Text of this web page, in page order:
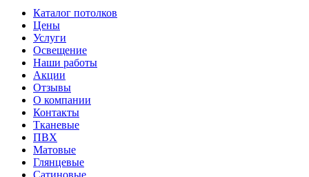
Каталог потолков
Цены
Услуги
Освещение
Наши работы
Акции
Отзывы
О компании
Контакты
Тканевые
ПВХ
Матовые
Глянцевые
Сатиновые